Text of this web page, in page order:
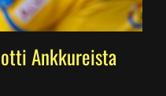
Ankkureista